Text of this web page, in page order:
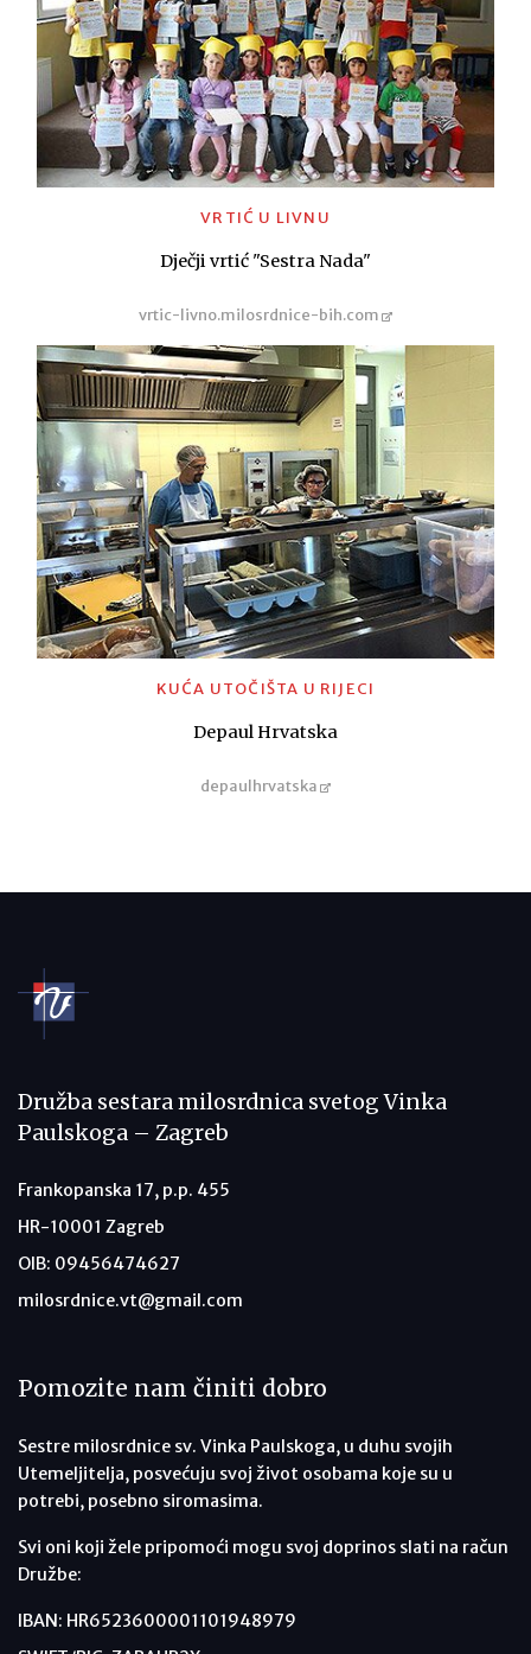
VRTIĆ U LIVNU
Dječji vrtić "Sestra Nada"
vrtic-livno.milosrdnice-bih.com
KUĆA UTOČIŠTA U RIJECI
Depaul Hrvatska
depaulhrvatska
Družba sestara milosrdnica svetog Vinka
Paulskoga – Zagreb
Frankopanska 17, p.p. 455
HR-10001 Zagreb
OIB: 09456474627
milosrdnice.vt@gmail.com
Pomozite nam činiti dobro
Sestre milosrdnice sv. Vinka Paulskoga, u duhu svojih
Utemeljitelja, posvećuju svoj život osobama koje su u
potrebi, posebno siromasima.
Svi oni koji žele pripomoći mogu svoj doprinos slati na račun
Družbe:
IBAN: HR6523600001101948979